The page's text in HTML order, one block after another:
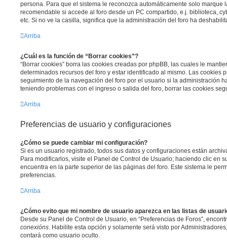
persona. Para que el sistema le reconozca automáticamente solo marque
recomendable si accede al foro desde un PC compartido, e.j. biblioteca,
etc. Si no ve la casilla, significa que la administración del foro ha
Arriba
¿Cuál es la función de “Borrar cookies”?
“Borrar cookies” borra las cookies creadas por phpBB, las cuales le
determinados recursos del foro y estar identificado al mismo. Las cookies
seguimiento de la navegación del foro por el usuario si la administración
teniendo problemas con el ingreso o salida del foro, borrar las cookies
Arriba
Preferencias de usuario y configuraciones
¿Cómo se puede cambiar mi configuración?
Si es un usuario registrado, todos sus datos y configuraciones están
Para modificarlos, visite el Panel de Control de Usuario; haciendo clic en
encuentra en la parte superior de las páginas del foro. Este sistema le
preferencias.
Arriba
¿Cómo evito que mi nombre de usuario aparezca en las listas de
Desde su Panel de Control de Usuario, en “Preferencias de Foros”,
conexións. Habilite esta opción y solamente será visto por
contará como usuario oculto.